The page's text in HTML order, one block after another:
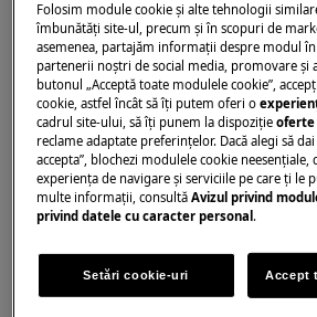
Compresorul unui frigider sau
funcționează în mod normal în
funcționa până la45 de minute
Aparatele moderne cu
electronic (inverter) pot
la viteze variabile, în funcție de
răcire.
defecțiune.
Folosim module cookie și alte tehnologii
îmbunătăţi site-ul, precum și în scopuri de
asemenea, partajăm informaţii despre modul în
partenerii noștri de social media, promovare și
butonul „Acceptă toate modulele cookie”,
cookie, astfel încât să îţi putem oferi o
cadrul site-ului, să îţi punem la dispoziţieoferte
reclame adaptate preferinţelor. Dacă alegi să
accepta”, blochezi modulele cookie neesenţiale,
experienţa de navigare și serviciile pe care ţi le
multe informaţii, consultăAvizul privind
privind datele cu caracter personal.
Setări cookie-uri Accept